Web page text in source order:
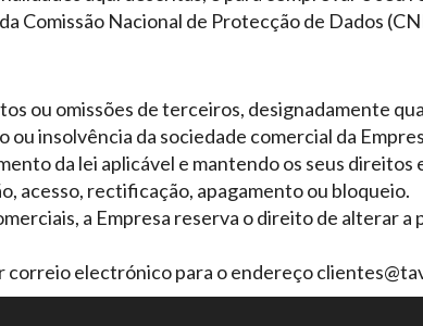
Comissão Nacional de Protecção de Dados
ou omissões de terceiros, designadamente
ou insolvência da sociedade comercial da
da lei aplicável e mantendo os seus
acesso, rectificação, apagamento ou bloqueio.
a Empresa reserva o direito de alterar
electrónico para o endereço